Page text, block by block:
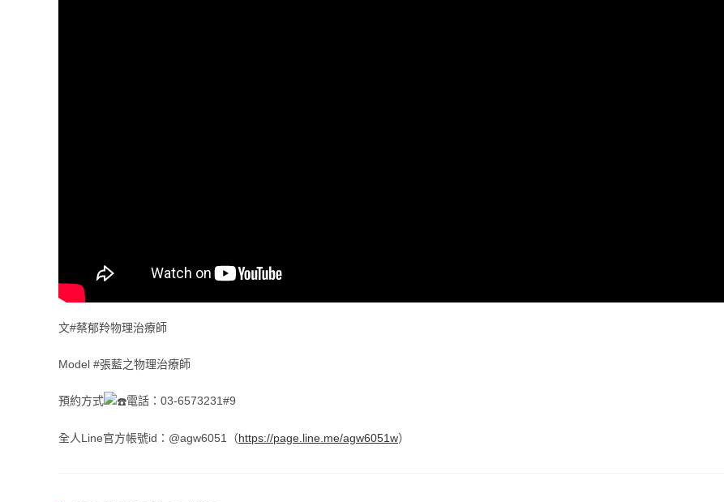
文#蔡郁羚物理治療師
Model #張藍之物理治療師
預約方式 電話：03-6573231#9
全人Line官方帳號id：@agw6051（https://page.line.me/agw6051w）